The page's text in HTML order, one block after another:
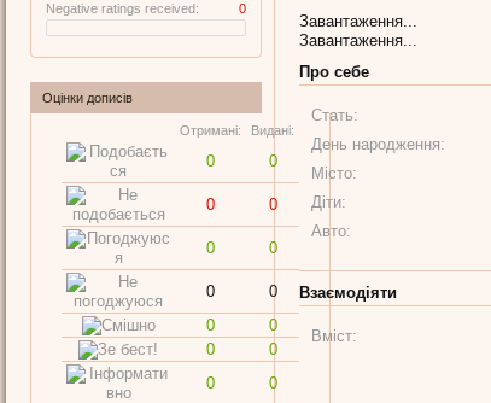
Negative ratings received:
0
Оцінки дописів
Отримані: Видані:
0 0
0 0
0 0
0
0
0
0
0
0
0
0
Завантаження...
Завантаження...
Про себе
Стать:
День народження:
Місто:
Діти:
Авто:
Взаємодіяти
Вміст: